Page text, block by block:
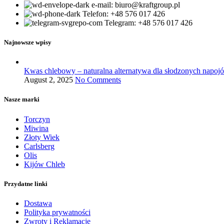
e-mail: biuro@kraftgroup.pl
Telefon: +48 576 017 426
Telegram: +48 576 017 426
Najnowsze wpisy
Kwas chlebowy – naturalna alternatywa dla słodzonych
August 2, 2025 No Comments
Nasze marki
Torczyn
Miwina
Złoty Wiek
Carlsberg
Olis
Kijów Chleb
Przydatne linki
Dostawa
Polityka prywatności
Zwroty i Reklamacje